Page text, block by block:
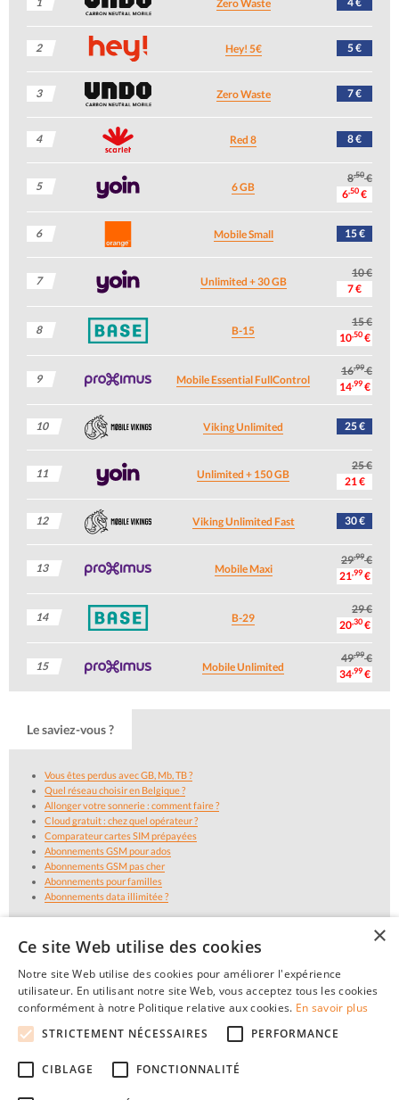
Zero Waste
2 Hey! 5€ 5 €
3 Zero Waste 7 €
4 Red 8 8 €
5 6 GB
8,50€
6,50€
6 Mobile Small 15 €
7 Unlimited + 30 GB
10 €
7 €
8 B-15
15 €
10,50€
9 Mobile Essential FullControl
16,99€
14,99€
10 Viking Unlimited 25 €
11 Unlimited + 150 GB
25 €
21 €
12 Viking Unlimited Fast 30 €
13 Mobile Maxi
29,99€
21,99€
14 B-29
29 €
20,30€
15 Mobile Unlimited
49,99€
34,99€
Le saviez-vous ?
Vous êtes perdus avec GB, Mb, TB ?
Quel réseau choisir en Belgique ?
Allonger votre sonnerie : comment faire ?
Cloud gratuit : chez quel opérateur ?
Comparateur cartes SIM prépayées
Abonnements GSM pour ados
Abonnements GSM pas cher
Abonnements pour familles
Abonnements data illimitée ?
×
Ce site Web utilise des cookies
Notre site Web utilise des cookies pour améliorer l'expérience
utilisateur. En utilisant notre site Web, vous acceptez tous les cookies
conformément à notre Politique relative aux cookies. En savoir plus
STRICTEMENT NÉCESSAIRES
PERFORMANCE
CIBLAGE FONCTIONNALITÉ